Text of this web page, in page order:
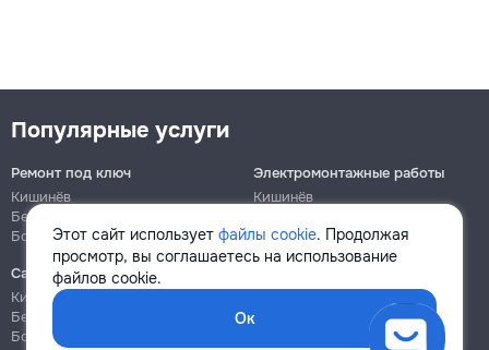
Этот сайт использует файлы cookie. Продолжая
просмотр, вы соглашаетесь на использование
файлов cookie.
Ок
Популярные услуги
Ремонт под ключ
Кишинёв
Бельцы
Ботаника
Электромонтажные работы
Кишинёв
Ботаника
Сантехнические работы
Кишинёв
Бельцы
Ботаника
Бельцы